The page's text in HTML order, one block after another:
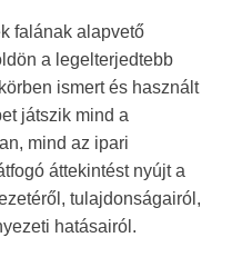
falának alapvető
a legelterjedtebb
ismert és használt
játszik mind a
mind az ipari
áttekintést nyújt a
tulajdonságairól,
hatásairól.